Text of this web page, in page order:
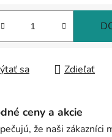
sa Zdieľať
ceny a akcie
že naši zákazníci